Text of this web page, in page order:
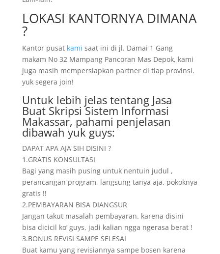
LOKASI KANTORNYA DIMANA
?
Kantor pusat kami saat ini di jl. Damai 1 Gang
makam No 32 Mampang Pancoran Mas Depok, kami
juga masih mempersiapkan partner di tiap provinsi.
yuk segera join!
Untuk lebih jelas tentang Jasa
Buat Skripsi Sistem Informasi
Makassar, pahami penjelasan
dibawah yuk guys:
DAPAT APA AJA SIH DISINI ?
1.GRATIS KONSULTASI
Bagi yang masih pusing untuk nentuin judul ,
perancangan program, langsung tanya aja. pokoknya
gratis !!
2.PEMBAYARAN BISA DIANGSUR
Jangan takut masalah pembayaran. karena disini
bisa dicicil ko’ guys, jadi kalian ngga ngerasa berat !
3.BONUS REVISI SAMPE SELESAI
Buat kamu yang revisiannya sampe bosen karena